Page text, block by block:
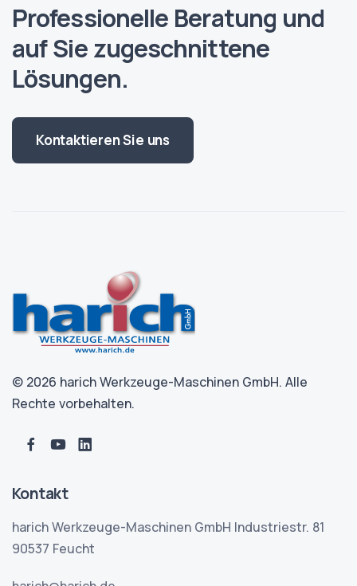
Professionelle Beratung und
auf Sie zugeschnittene
Lösungen.
Kontaktieren Sie uns
© 2026 harich Werkzeuge-Maschinen GmbH. Alle
Rechte vorbehalten.
Kontakt
harich Werkzeuge-Maschinen GmbH Industriestr. 81
90537 Feucht